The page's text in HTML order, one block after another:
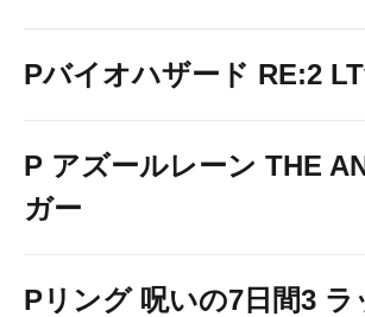
Pバイオハザード RE:2
P アズールレーン THE
ガー
Pリング 呪いの7日間3